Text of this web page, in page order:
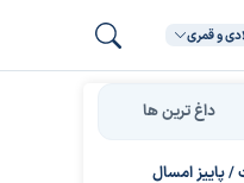
و قمری
داغ ترین ها
/ پاییز امسال